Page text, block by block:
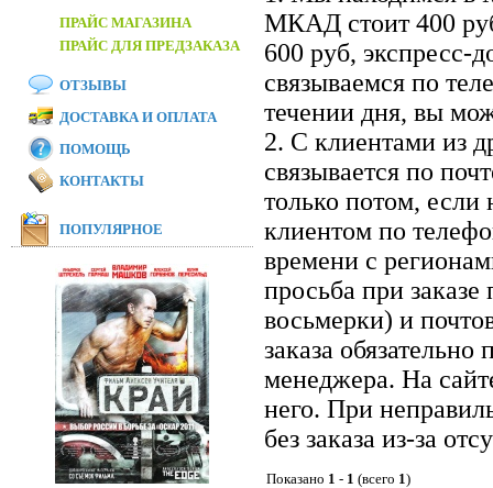
МКАД стоит 400
600 руб, экспресс-
связываемся по
течении дня, вы
2. С клиентами из
связывается по
только потом, если
клиентом по
времени с
просьба при
восьмерки) и
заказа
менеджера. На
него. При
без заказа из-за
Показано 1 - 1 (всего 1)
ПРАЙС МАГАЗИНА
ПРАЙС ДЛЯ ПРЕДЗАКАЗА
ОТЗЫВЫ
ДОСТАВКА И ОПЛАТА
ПОМОЩЬ
КОНТАКТЫ
ПОПУЛЯРНОЕ